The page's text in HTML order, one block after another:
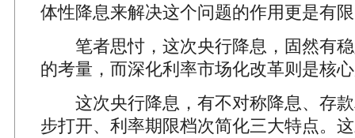
体性降息来解决这个问题的作用更是有
笔者思忖，这次央行降息，固然有稳
的考量，而深化利率市场化改革则是核
这次央行降息，有不对称降息、存款
步打开、利率期限档次简化三大特点。